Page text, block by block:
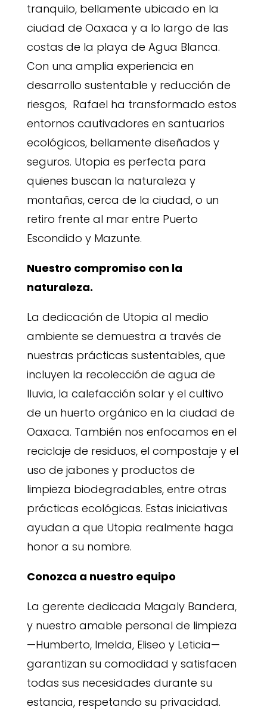
tranquilo, bellamente ubicado en la
ciudad de Oaxaca y a lo largo de las
costas de la playa de Agua Blanca.
Con una amplia experiencia en
desarrollo sustentable y reducción de
riesgos, Rafael ha transformado estos
entornos cautivadores en santuarios
ecológicos, bellamente diseñados y
seguros. Utopia es perfecta para
quienes buscan la naturaleza y
montañas, cerca de la ciudad, o un
retiro frente al mar entre Puerto
Escondido y Mazunte.
Nuestro compromiso con la
naturaleza.
La dedicación de Utopia al medio
ambiente se demuestra a través de
nuestras prácticas sustentables, que
incluyen la recolección de agua de
lluvia, la calefacción solar y el cultivo
de un huerto orgánico en la ciudad de
Oaxaca. También nos enfocamos en el
reciclaje de residuos, el compostaje y el
uso de jabones y productos de
limpieza biodegradables, entre otras
prácticas ecológicas. Estas iniciativas
ayudan a que Utopia realmente haga
honor a su nombre.
Conozca a nuestro equipo
La gerente dedicada Magaly Bandera,
y nuestro amable personal de limpieza
—Humberto, Imelda, Eliseo y Leticia—
garantizan su comodidad y satisfacen
todas sus necesidades durante su
estancia, respetando su privacidad.